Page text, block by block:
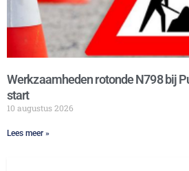
Werkzaamheden rotonde N798 bij
start
10 augustus 2026
Lees meer »